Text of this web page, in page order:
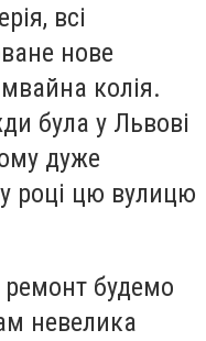
всі
нове
колія.
була у Львові
дуже
році цю вулицю
будемо
невелика